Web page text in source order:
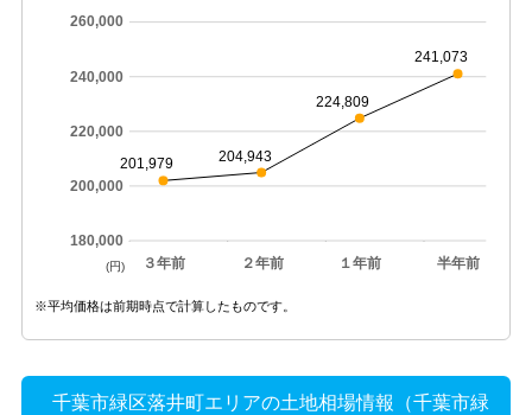
３年前 ２年前 １年前 半年前
180,000
200,000
220,000
240,000
260,000
201,979 204,943
224,809
241,073
(円)
※平均価格は前期時点で計算したものです。
千葉市緑区落井町エリアの土地相場情報（千葉市緑